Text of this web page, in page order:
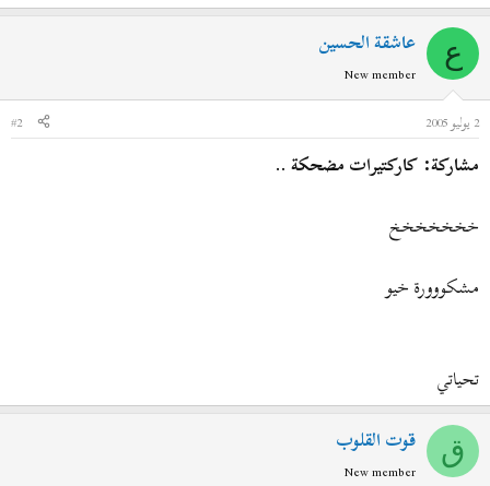
ع عاشقة الحسين
New member
2 يوليو 2005
#2
مشاركة: كاركتيرات مضحكة ..
خخخخخخخ
مشكووورة خيو
تحياتي
ق قوت القلوب
New member